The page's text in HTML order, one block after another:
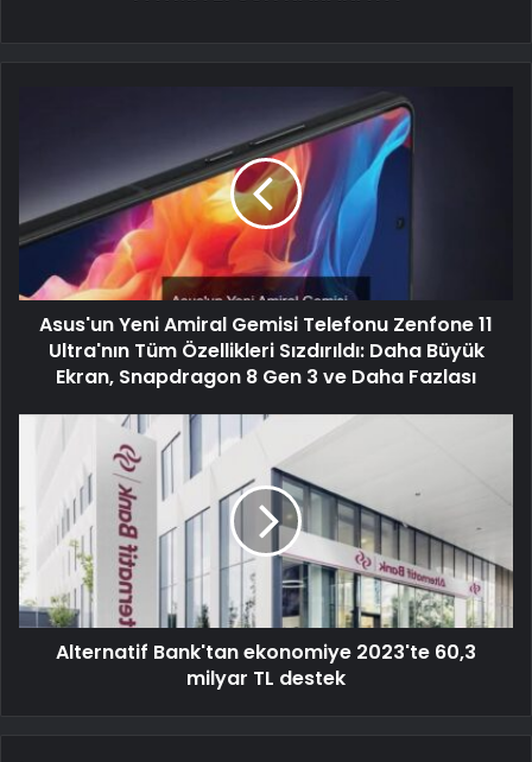
Asus'un Yeni Amiral Gemisi Telefonu Zenfone 11
Ultra'nın Tüm Özellikleri Sızdırıldı: Daha Büyük
Ekran, Snapdragon 8 Gen 3 ve Daha Fazlası
Alternatif Bank'tan ekonomiye 2023'te 60,3
milyar TL destek